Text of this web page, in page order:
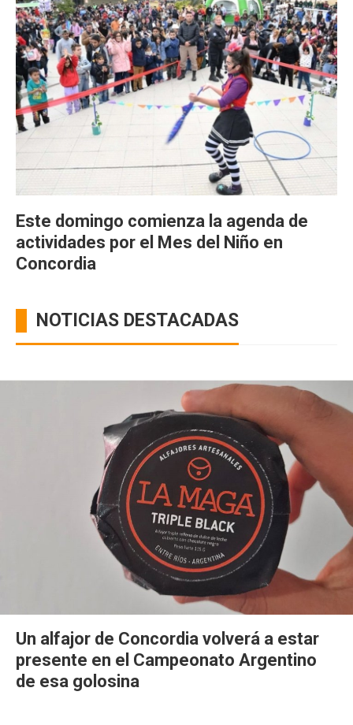
Este domingo comienza la agenda de
actividades por el Mes del Niño en
Concordia
NOTICIAS DESTACADAS
Un alfajor de Concordia volverá a estar
presente en el Campeonato Argentino
de esa golosina